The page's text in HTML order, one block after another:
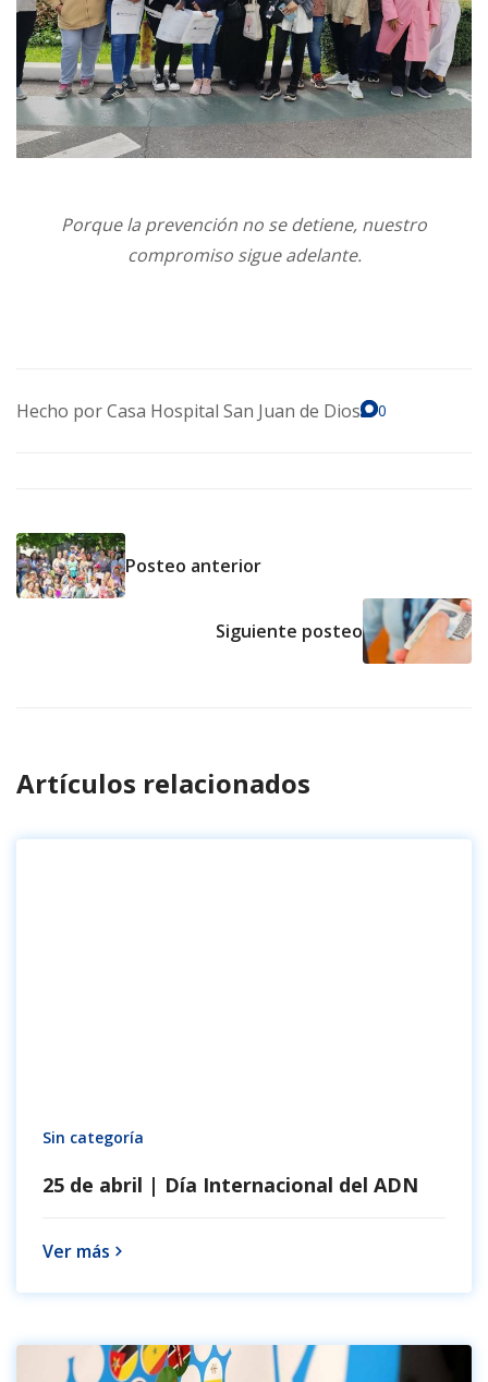
Porque la prevención no se detiene, nuestro
compromiso sigue adelante.
Hecho porCasa Hospital San Juan de Dios 0
Posteo anterior
Siguiente posteo
Artículos relacionados
Sin categoría
25 de abril | Día Internacional del ADN
Ver más